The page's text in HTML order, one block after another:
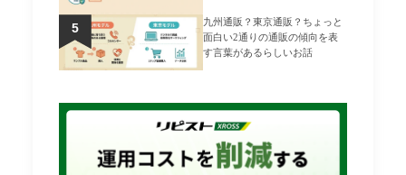
九州通販？東京通販？ちょっと
面白い2通りの通販の傾向を表
す言葉があるらしいお話